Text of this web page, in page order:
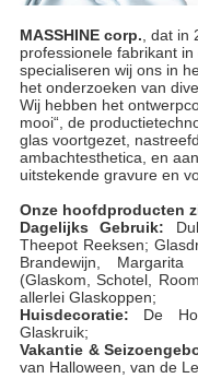
MASSHINE corp. , dat
professionele fabrikant
specialiseren wij ons in
het onderzoeken van
Wij hebben het
mooi“, de
glas voortgezet,
ambachtesthetica, en
uitstekende gravure en
Onze hoofdproducten
Dagelijks Gebruik:
Theepot Reeksen;
Brandewijn,
(Glaskom, Schotel,
allerlei Glaskoppen;
Huisdecoratie: De
Glaskruik;
Vakantie &
van Halloween, van de